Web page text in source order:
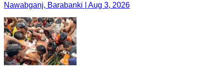
Nawabganj, Barabanki | Aug 3, 2026